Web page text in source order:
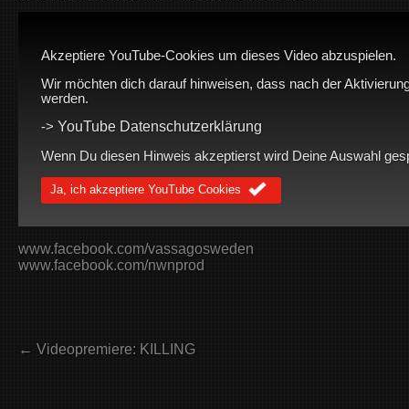
Akzeptiere YouTube-Cookies um dieses Video abzuspielen.
Wir möchten dich darauf hinweisen, dass nach der
werden.
-> YouTube Datenschutzerklärung
Wenn Du diesen Hinweis akzeptierst wird Deine Auswahl
Ja, ich akzeptiere YouTube Cookies
www.facebook.com/vassagosweden
www.facebook.com/nwnprod
← Videopremiere: KILLING